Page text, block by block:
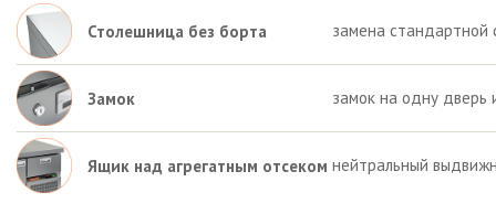
Столешница без борта замена стандартной
Замок замок на одну дверь
Ящик над агрегатным отсеком нейтральный